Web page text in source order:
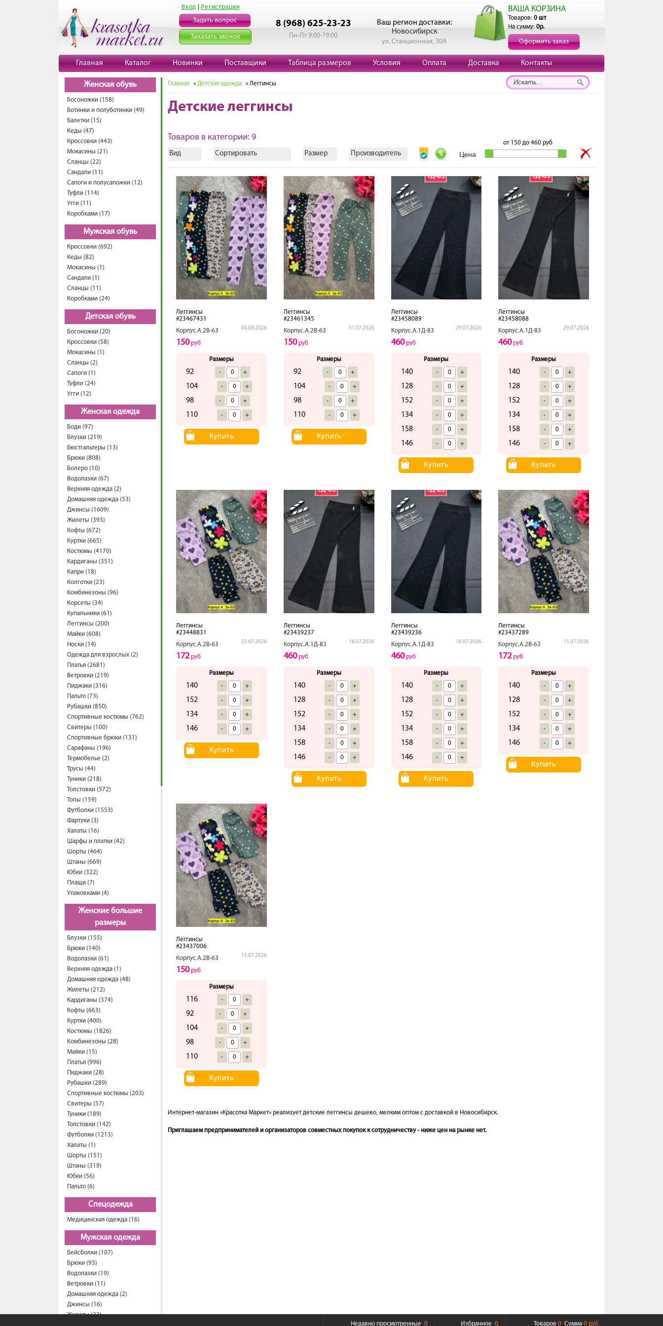
Вход Регистрация
Задать вопрос
Заказать звонок
8 (968) 625-23-23
Пн-Пт 9:00-19:00
Ваш регион доставки:
Новосибирск
ул. Станционная, 30А
ВАША КОРЗИНА
Товаров: 0 шт
На сумму: 0р.
Оформить заказ
Главная Каталог Новинки Поставщики Таблица размеров Условия Оплата Доставка Контакты
Женская обувь
Босоножки (158)
Ботинки и полуботинки (49)
Балетки (15)
Кеды (47)
Кроссовки (443)
Мокасины (21)
Сланцы (22)
Сандали (11)
Сапоги и полусапожки (12)
Туфли (114)
Угги (11)
Коробками (17)
Мужская обувь
Кроссовки (692)
Кеды (82)
Мокасины (1)
Сандали (1)
Сланцы (11)
Коробками (24)
Детская обувь
Босоножки (20)
Кроссовки (58)
Мокасины (1)
Сланцы (2)
Сапоги (1)
Туфли (24)
Угги (12)
Женская одежда
Боди (97)
Блузки (219)
Бюстгальтеры (13)
Брюки (808)
Болеро (10)
Водолазки (67)
Верхняя одежда (2)
Домашняя одежда (53)
Джинсы (1609)
Жилеты (393)
Кофты (672)
Куртки (665)
Костюмы (4170)
Кардиганы (351)
Капри (18)
Колготки (23)
Комбинезоны (96)
Корсеты (34)
Купальники (61)
Леггинсы (200)
Майки (608)
Носки (14)
Одежда для взрослых (2)
Платья (2681)
Ветровки (219)
Пиджаки (316)
Пальто (73)
Рубашки (850)
Спортивные костюмы (762)
Свитеры (100)
Спортивные брюки (131)
Сарафаны (196)
Термобелье (2)
Трусы (44)
Туники (218)
Толстовки (572)
Топы (159)
Футболки (1553)
Фартуки (3)
Халаты (16)
Шарфы и платки (42)
Шорты (464)
Штаны (669)
Юбки (322)
Плащи (7)
Упаковками (4)
Женские большие
размеры
Блузки (155)
Брюки (140)
Водолазки (61)
Верхняя одежда (1)
Домашняя одежда (48)
Жилеты (212)
Кардиганы (374)
Кофты (663)
Куртки (400)
Костюмы (1826)
Комбинезоны (28)
Майки (15)
Платья (996)
Пиджаки (28)
Рубашки (289)
Спортивные костюмы (203)
Свитеры (57)
Туники (189)
Толстовки (142)
Футболки (1213)
Халаты (1)
Шорты (151)
Штаны (319)
Юбки (56)
Пальто (6)
Спецодежда
Медицинская одежда (16)
Мужская одежда
Бейсболки (107)
Брюки (93)
Водолазки (19)
Ветровки (11)
Домашняя одежда (2)
Джинсы (16)
Жилеты (22)
Главная » Детская одежда » Леггинсы
Детские леггинсы
Товаров в категории: 9
Вид Сортировать Размер Производитель
от 150до 460 руб
Леггинсы
#23467431
Корпус.А.2В-63
04.08.2026
150руб
Размеры
92 - +
104 - +
98 - +
110 - +
Купить
Леггинсы
#23461345
Корпус.А.2В-63
31.07.2026
150руб
Размеры
92 - +
104 - +
98 - +
110 - +
Купить
Леггинсы
#23458089
Корпус.А.1Д-83
29.07.2026
460руб
Размеры
140 - +
128 - +
152 - +
134 - +
158 - +
146 - +
Купить
Леггинсы
#23458088
Корпус.А.1Д-83
29.07.2026
460руб
Размеры
140 - +
128 - +
152 - +
134 - +
158 - +
146 - +
Купить
Леггинсы
#23448831
Корпус.А.2В-63
23.07.2026
172руб
Размеры
140 - +
152 - +
134 - +
146 - +
Купить
Леггинсы
#23439237
Корпус.А.1Д-83
16.07.2026
460руб
Размеры
140 - +
128 - +
152 - +
134 - +
158 - +
146 - +
Купить
Леггинсы
#23439236
Корпус.А.1Д-83
16.07.2026
460руб
Размеры
140 - +
128 - +
152 - +
134 - +
158 - +
146 - +
Купить
Леггинсы
#23437289
Корпус.А.2В-63
15.07.2026
172руб
Размеры
140 - +
128 - +
152 - +
134 - +
146 - +
Купить
Леггинсы
#23437006
Корпус.А.2В-63
15.07.2026
150руб
Размеры
116 - +
92 - +
104 - +
98 - +
110 - +
Купить
Интернет-магазин «Красотка Маркет» реализует детские леггинсы дешево, мелким оптом с доставкой в Новосибирск.
Приглашаем предпринимателей и организаторов совместных покупок к сотрудничеству - ниже цен на рынке нет.
Недавно просмотренные 0 Избранное 0 Товаров 0 Сумма 0 руб.